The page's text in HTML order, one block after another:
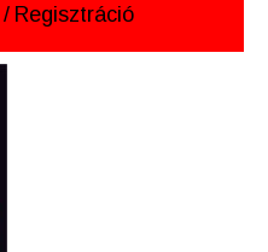
/ Regisztráció